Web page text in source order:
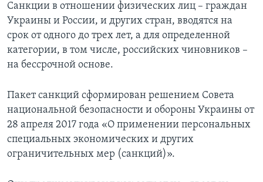
Санкции в отношении физических лиц – граждан
Украины и России, и других стран, вводятся на
срок от одного до трех лет, а для определенной
категории, в том числе, российских чиновников –
на бессрочной основе.
Пакет санкций сформирован решением Совета
национальной безопасности и обороны Украины от
28 апреля 2017 года «О применении персональных
специальных экономических и других
ограничительных мер (санкций)».